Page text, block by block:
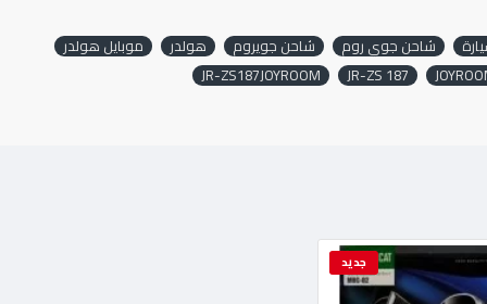
شاحن جوي روم شاحن جويروم هولدر
موبايل هولدر
JR-ZS 187
JR-ZS187JOYROOM
جديد